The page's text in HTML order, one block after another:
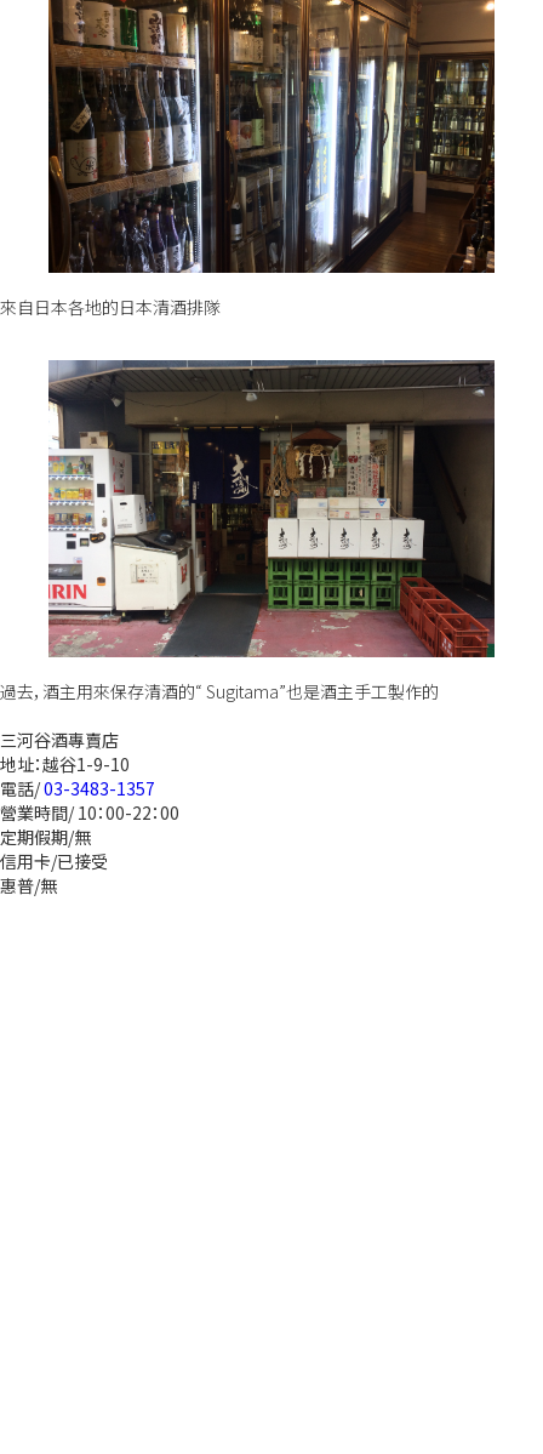
來自日本各地的日本清酒排隊
過去，酒主用來保存清酒的“ Sugitama”也是酒主手工製作的
三河谷酒專賣店
地址：越谷1-9-10
電話/03-3483-1357
營業時間/ 10：00-22：00
定期假期/無
信用卡/已接受
惠普/無